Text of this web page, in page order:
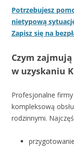
Potrzebujesz
nietypową
Zapisz się na
Czym
w uzyskaniu
Profesjonalne
kompleksową
rodzinnymi.